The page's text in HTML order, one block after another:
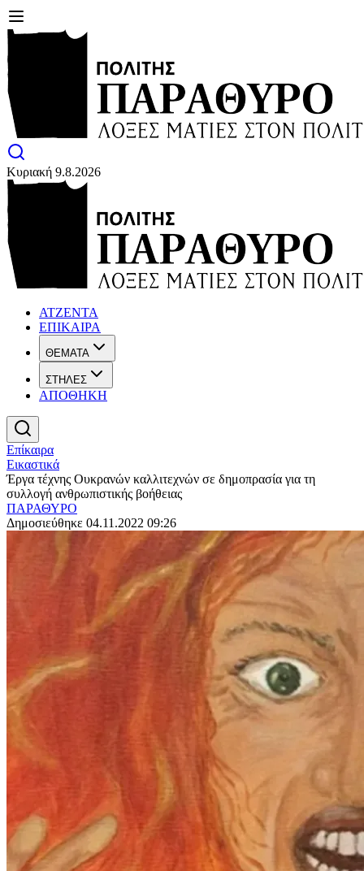
Κυριακή 9.8.2026
ΑΤΖΕΝΤΑ
ΕΠΙΚΑΙΡΑ
ΘΕΜΑΤΑ
ΣΤΗΛΕΣ
ΑΠΟΘΗΚΗ
Επίκαιρα
Εικαστικά
Έργα τέχνης Ουκρανών καλλιτεχνών σε δημοπρασία για τη
συλλογή ανθρωπιστικής βοήθειας
ΠΑΡΑΘΥΡΟ
Δημοσιεύθηκε 04.11.2022 09:26